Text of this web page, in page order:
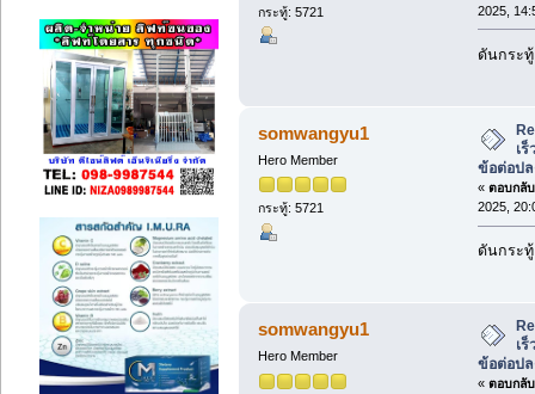
กระทู้: 5721
2025,
ดันกระทู้
somwangyu1
Hero Member
กระทู้: 5721
เ
ข้อต่อปล
« ตอบกลั
2025,
ดันกระทู้
somwangyu1
Hero Member
เ
ข้อต่อปล
« ตอบกลั